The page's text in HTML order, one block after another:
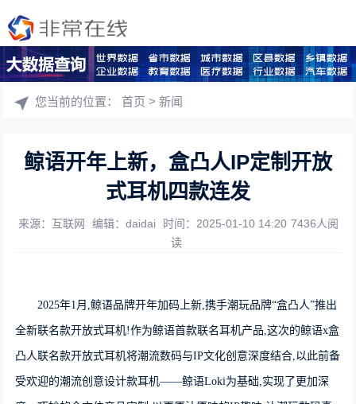
您当前的位置：首页 >新闻
鲸语开年上新，盒凸人IP定制开放
式耳机四款连发
来源：互联网 编辑：daidai 时间：2025-01-10 14:20 7436人阅
读
2025年1月,鲸语品牌开年加码上新,携手潮玩品牌“盒凸人”推出
全新联名款开放式耳机!作为鲸语首款联名耳机产品,这次的鲸语x盒
凸人联名款开放式耳机将潮流数码与IP文化创意深度结合,以此前备
受欢迎的潮流创意设计款耳机——鲸语Loki为基础,实现了更加深